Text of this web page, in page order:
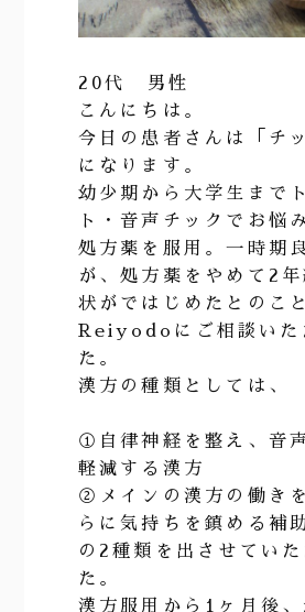
20代 男性
こんにちは。
今日の患者さんは「チ
になります。
幼少期から大学生まで
ト・音声チックでお悩
処方薬を服用。一時期
が、処方薬をやめて2
状がではじめたとのこ
Reiyodoにご相談いた
た。
漢方の種類としては、
①自律神経を整え、音
軽減する漢方
②メインの漢方の働き
らに気持ちを鎮める補
の2種類を出させていた
た。
漢方服用から1ヶ月後、